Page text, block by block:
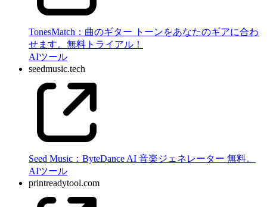
TonesMatch：曲のギター トーンをあなたのギアに合わ
せます。無料トライアル！
AIツール
seedmusic.tech
Seed Music：ByteDance AI 音楽ジェネレーター 無料。
AIツール
printreadytool.com